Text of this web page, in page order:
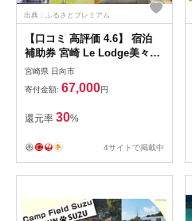
出典：ふるさとプレミアム
【口コミ 高評価 4.6】 宿泊
補助券 宮崎 Le Lodge美々津
宿泊補助券 20,000円分 1枚
[COAST GROUP 宮崎県 日向
市 452061480] 体験 アクティ
ビティ 川遊び サーフィン サ
ウナ BBQ 自然 メール便 メー
宮崎県 日向市
寄付金額: 67,000円
還元率 30%
4サイトで掲載中